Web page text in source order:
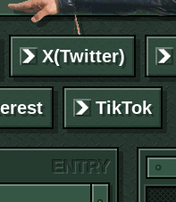
X(Twitter)
TikTok